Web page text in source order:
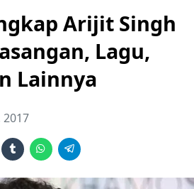
Arijit Singh
Lagu,
Lainnya
2017